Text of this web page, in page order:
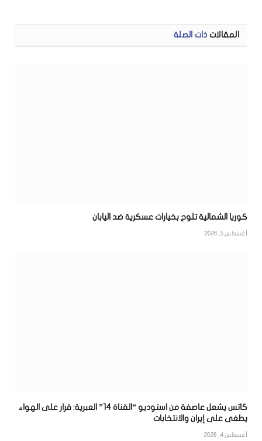
المقالات ذات الصلة
كوريا الشمالية تلوح بخيارات عسكرية ضد اليابان
أغسطس 5, 2026
كاتس يشعل عاصفة من استوديو “القناة 14” العبرية: قرار على الهواء
يطغى على إيران والانتخابات
أغسطس 4, 2026